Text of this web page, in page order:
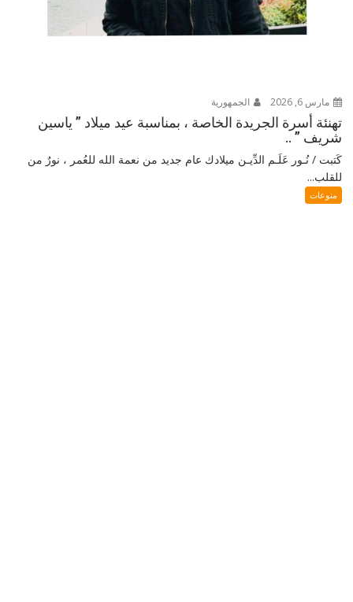
مارس 6, 2026 الجمهورية
تهنئة أسرة الجريدة الخاصة ، بمناسبة عيد ميلاد ” ياسين
شريف ” ..
كَتبت / نُـور عَلَـم الدِّيـن ميلادك عام جديد من نعمة الله للعُمر ، نورٌ من
للقلب...
منوعات